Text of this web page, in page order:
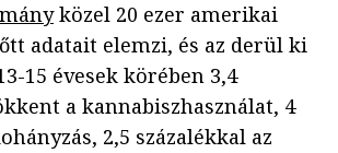
közel 20 ezer amerikai
adatait elemzi, és az derül ki
15 évesek körében 3,4
a kannabiszhasználat, 4
2,5 százalékkal az